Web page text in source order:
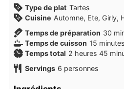
Type de plat Tartes
Cuisine Automne, Ete, Girly,
Temps de préparation 30
Temps de cuisson 15 minutes
minutes
Temps total 2 heures
heures 45
Servings 6 personnes